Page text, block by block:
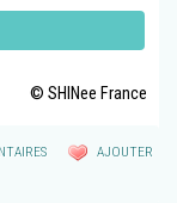
© SHINee France
AJOUTER